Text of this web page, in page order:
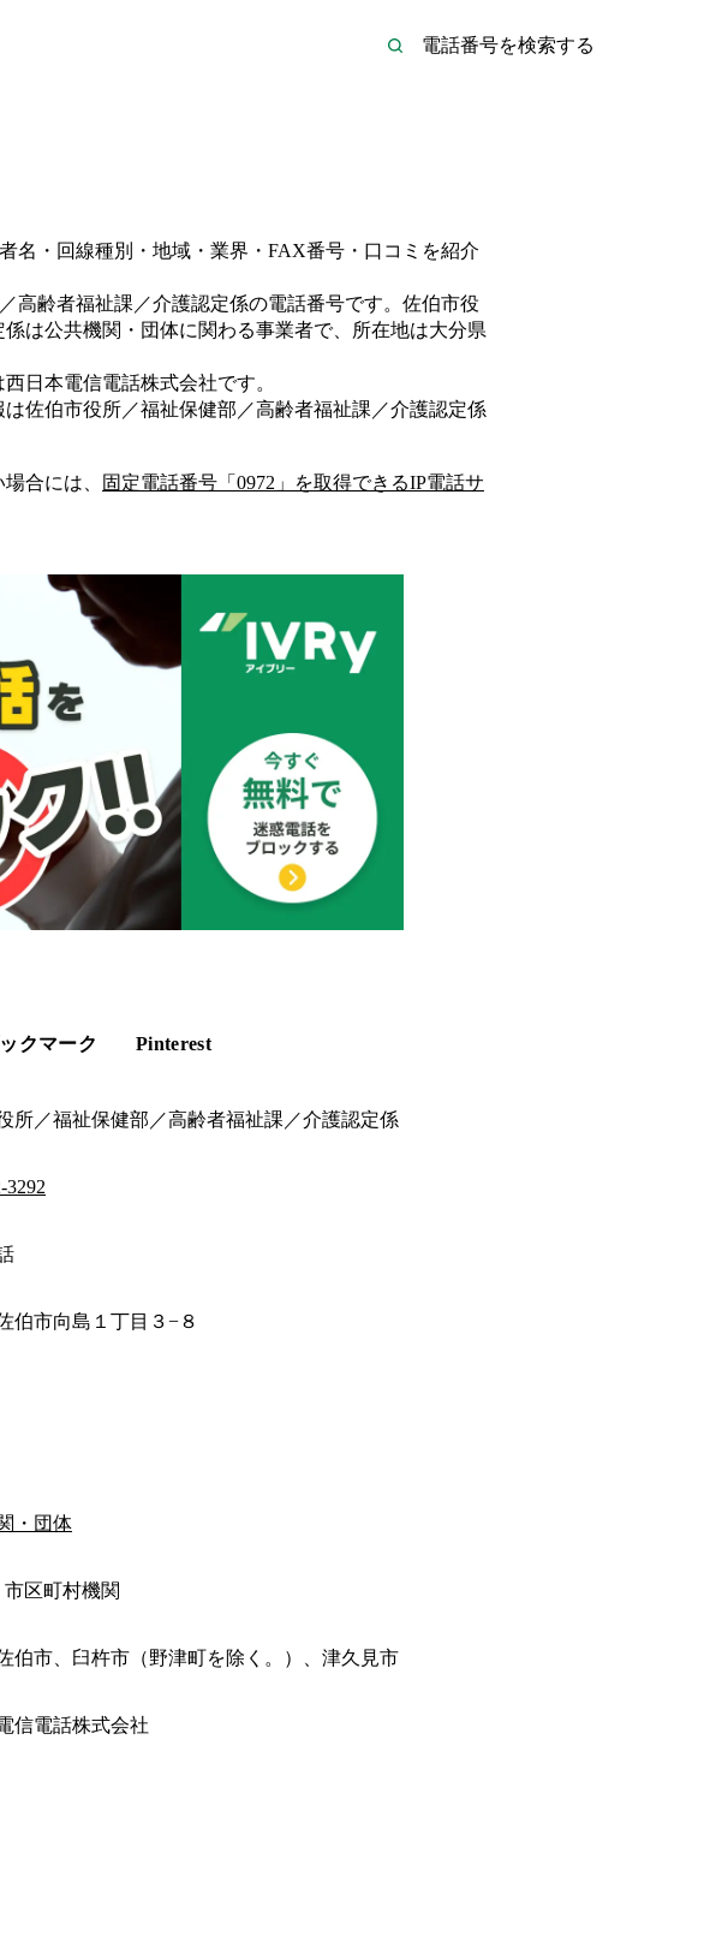
名・回線種別・地域・業界・FAX番号・口コミを紹介
高齢者福祉課／介護認定係の電話番号です。 佐伯市役
係は公共機関・団体に関わる事業者で、所在地は大分県
西日本電信電話株式会社です。
は佐伯市役所／福祉保健部／高齢者福祉課／介護認定係
合には、 固定電話番号「 0972 」を取得できるIP電話サ
クマーク Pinterest
所／福祉保健部／高齢者福祉課／介護認定係
3292
伯市向島１丁目３−８
・団体
市区町村機関
伯市、臼杵市（野津町を除く。）、津久見市
信電話株式会社